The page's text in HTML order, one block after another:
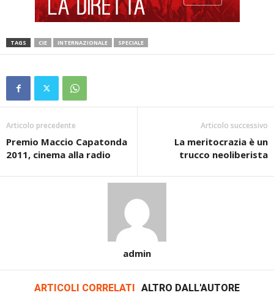
TAGS CIE INTERNAZIONALE SPECIALE
Articolo precedente
Premio Maccio Capatonda
2011, cinema alla radio
Articolo successivo
La meritocrazia è un
trucco neoliberista
admin
ARTICOLI CORRELATI ALTRO DALL'AUTORE